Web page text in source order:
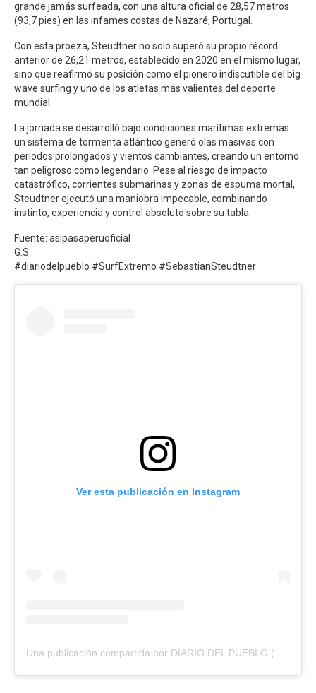
grande jamás surfeada, con una altura oficial de 28,57 metros
(93,7 pies) en las infames costas de Nazaré, Portugal.
Con esta proeza, Steudtner no solo superó su propio récord
anterior de 26,21 metros, establecido en 2020 en el mismo lugar,
sino que reafirmó su posición como el pionero indiscutible del big
wave surfing y uno de los atletas más valientes del deporte
mundial.
La jornada se desarrolló bajo condiciones marítimas extremas:
un sistema de tormenta atlántico generó olas masivas con
periodos prolongados y vientos cambiantes, creando un entorno
tan peligroso como legendario. Pese al riesgo de impacto
catastrófico, corrientes submarinas y zonas de espuma mortal,
Steudtner ejecutó una maniobra impecable, combinando
instinto, experiencia y control absoluto sobre su tabla.
Fuente: asipasaperuoficial
G.S.
#diariodelpueblo #SurfExtremo #SebastianSteudtner
Ver esta publicación en Instagram
Una publicación compartida por DIARIO DEL PUEBLO (@diariodlpueblo)